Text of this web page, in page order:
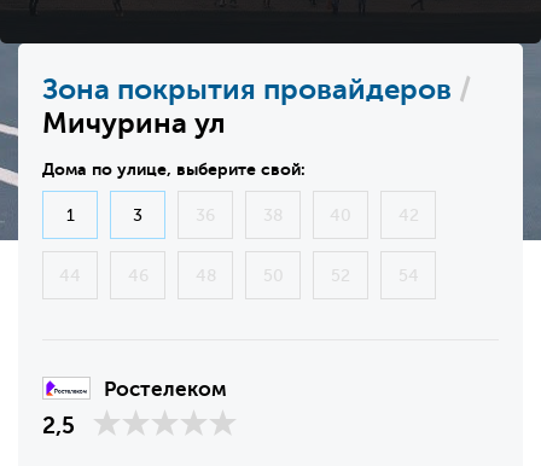
Зона покрытия провайдеров /
Мичурина ул
Дома по улице, выберите свой:
1 3 36 38 40 42
44 46 48 50 52 54
Ростелеком
2,5